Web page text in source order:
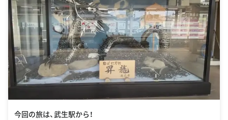
今回の旅は、武生駅から！